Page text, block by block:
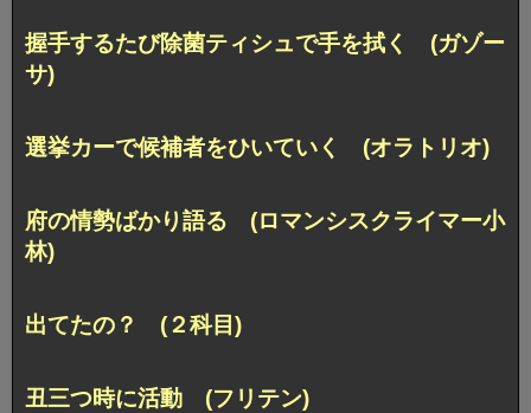
握手するたび除菌ティシュで手を拭く (ガゾー
サ)
選挙カーで候補者をひいていく (オラトリオ)
府の情勢ばかり語る (ロマンシスクライマー小
林)
出てたの？ (２科目)
丑三つ時に活動 (フリテン)